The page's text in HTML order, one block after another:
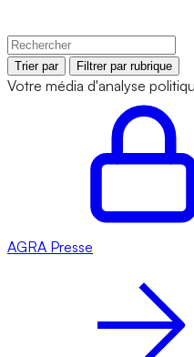
Trier par Filtrer par rubrique
Votre média d'analyse
AGRA Presse